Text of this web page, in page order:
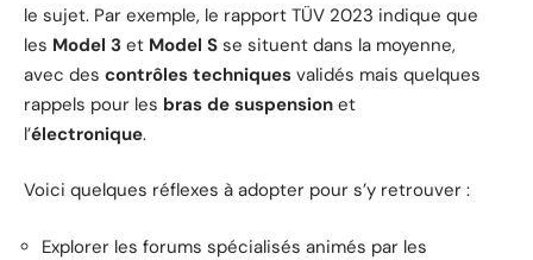
le sujet. Par exemple, le rapport TÜV 2023 indique que
les Model 3 et Model S se situent dans la moyenne,
avec des contrôles techniques validés mais quelques
rappels pour les bras de suspension et
l’électronique.
Voici quelques réflexes à adopter pour s’y retrouver :
Explorer les forums spécialisés animés par les